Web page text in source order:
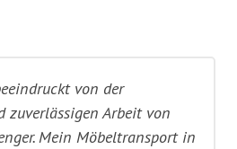
von der
zuverlässigen Arbeit von
Mein Möbeltransport in